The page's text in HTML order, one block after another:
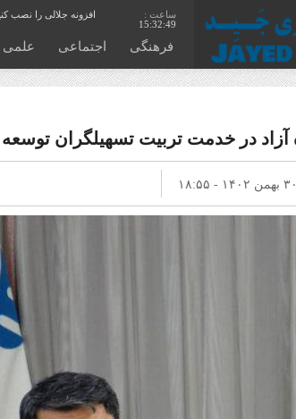
15:32:50
افزونه جلالی را نصب
فرهنگی اجتماعی علمی
در خدمت تربیت تسهیلگران توسعه
۳۰ بهمن ۱۴۰۲ - ۱۸:۵۵